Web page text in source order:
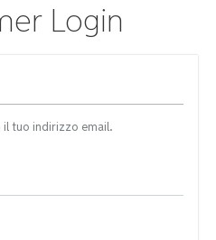
Login
il tuo indirizzo email.